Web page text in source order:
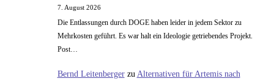
7. August 2026
Die Entlassungen durch DOGE haben leider in jedem Sektor zu
Mehrkosten geführt. Es war halt ein Ideologie getriebendes Projekt.
Post…
Bernd Leitenbergerzu Alternativen für Artemis nach